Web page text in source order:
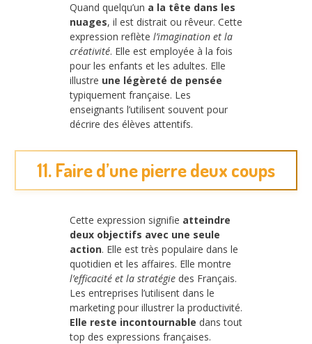
Quand quelqu’un a la tête dans les
nuages, il est distrait ou rêveur. Cette
expression reflète l’imagination et la
créativité. Elle est employée à la fois
pour les enfants et les adultes. Elle
illustre une légèreté de pensée
typiquement française. Les
enseignants l’utilisent souvent pour
décrire des élèves attentifs.
11. Faire d’une pierre deux coups
Cette expression signifie atteindre
deux objectifs avec une seule
action. Elle est très populaire dans le
quotidien et les affaires. Elle montre
l’efficacité et la stratégie des Français.
Les entreprises l’utilisent dans le
marketing pour illustrer la productivité.
Elle reste incontournable dans tout
top des expressions françaises.